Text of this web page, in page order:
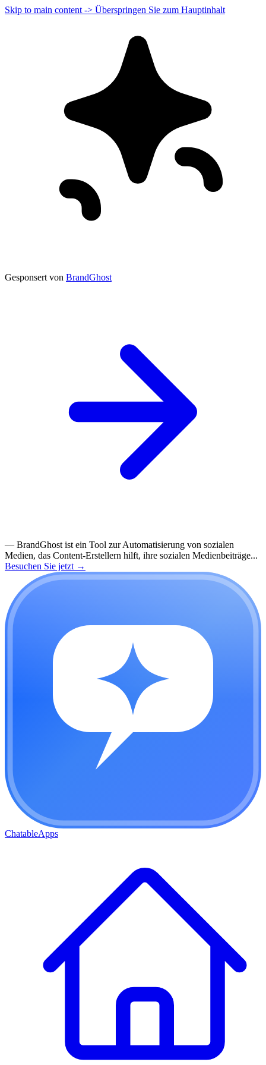
Skip to main content -> Überspringen Sie zum Hauptinhalt
Gesponsert von BrandGhost
— BrandGhost ist ein Tool zur Automatisierung von sozialen
Medien, das Content-Erstellern hilft, ihre sozialen Medienbeiträge...
Besuchen Sie jetzt →
ChatableApps